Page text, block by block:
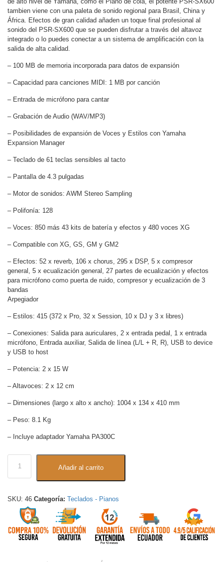
tambien viene con una paleta de sonido regional para Brasil, China y
África. Efectos de gran calidad añaden un toque final profesional al
sonido del PSR-SX600 que se pueden disfrutar a través del altavoz
integrado o lo puedes conectar a un sistema de amplificación con la
salida de alta calidad.
– 100 MB de memoria incorporada para datos de expansión
– Capacidad para canciones MIDI: 1 MB por canción
– Entrada de micrófono para cantar
– Grabación de Audio (WAV/MP3)
– Posibilidades de expansión de Voces y Estilos con Yamaha
Expansion Manager
– Teclado de 61 teclas sensibles al tacto
– Pantalla de 4.3 pulgadas
– Motor de sonidos: AWM Stereo Sampling
– Polifonía: 128
– Voces: 850 más 43 kits de batería y efectos y 480 voces XG
– Compatible con XG, GS, GM y GM2
– Efectos: 52 x reverb, 106 x chorus, 295 x DSP, 5 x compresor
general, 5 x ecualización general, 27 partes de ecualización y efectos
para micrófono como puerta de ruido, compresor y ecualización de 3
bandas
Arpegiador
– Estilos: 415 (372 x Pro, 32 x Session, 10 x DJ y 3 x libres)
– Conexiones: Salida para auriculares, 2 x entrada pedal, 1 x entrada
micrófono, Entrada auxiliar, Salida de línea (L/L + R, R), USB to device
y USB to host
– Potencia: 2 x 15 W
– Altavoces: 2 x 12 cm
– Dimensiones (largo x alto x ancho): 1004 x 134 x 410 mm
– Peso: 8.1 Kg
– Incluye adaptador Yamaha PA300C
Añadir al carrito
SKU: 46 Categoría: Teclados - Pianos